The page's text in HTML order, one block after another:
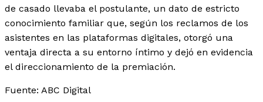
de casado llevaba el postulante, un dato de estricto
conocimiento familiar que, según los reclamos de los
asistentes en las plataformas digitales, otorgó una
ventaja directa a su entorno íntimo y dejó en evidencia
el direccionamiento de la premiación.
Fuente: ABC Digital